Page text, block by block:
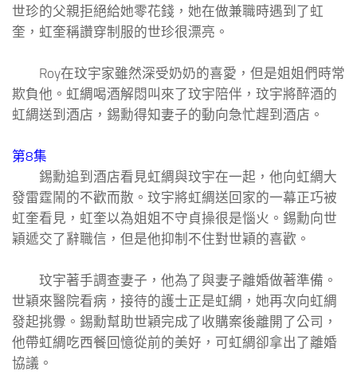
世珍的父親拒絕給她零花錢，她在做兼職時遇到了虹
奎，虹奎稱讚穿制服的世珍很漂亮。
Roy在玟宇家雖然深受奶奶的喜愛，但是姐姐們時常
欺負他。虹綢喝酒解悶叫來了玟宇陪伴，玟宇將醉酒的
虹綢送到酒店，錫勳得知妻子的動向急忙趕到酒店。
第8集
錫勳追到酒店看見虹綢與玟宇在一起，他向虹綢大
發雷霆鬧的不歡而散。玟宇將虹綢送回家的一幕正巧被
虹奎看見，虹奎以為姐姐不守貞操很是惱火。錫勳向世
穎遞交了辭職信，但是他抑制不住對世穎的喜歡。
玟宇著手調查妻子，他為了與妻子離婚做著準備。
世穎來醫院看病，接待的護士正是虹綢，她再次向虹綢
發起挑釁。錫勳幫助世穎完成了收購案後離開了公司，
他帶虹綢吃西餐回憶從前的美好，可虹綢卻拿出了離婚
協議。